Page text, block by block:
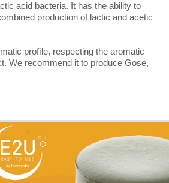
acid bacteria. It has the ability to
production of lactic and acetic
proﬁle, respecting the aromatic
We recommend it to produce Gose,